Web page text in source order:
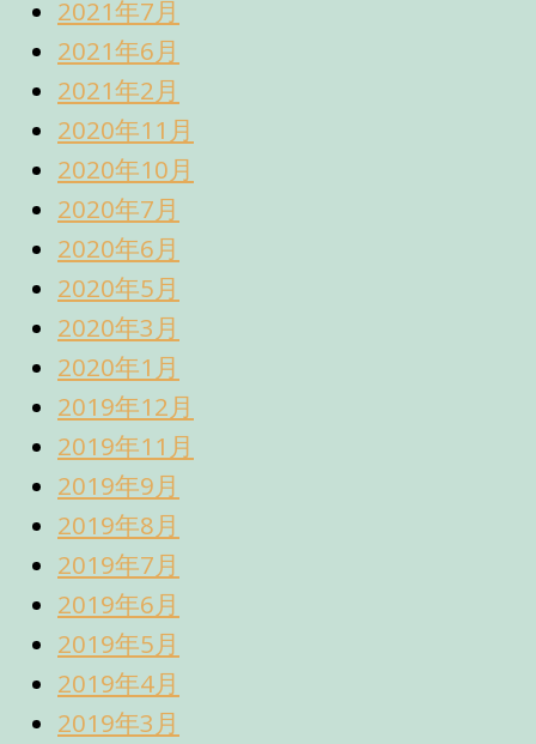
2021年7月
2021年6月
2021年2月
2020年11月
2020年10月
2020年7月
2020年6月
2020年5月
2020年3月
2020年1月
2019年12月
2019年11月
2019年9月
2019年8月
2019年7月
2019年6月
2019年5月
2019年4月
2019年3月